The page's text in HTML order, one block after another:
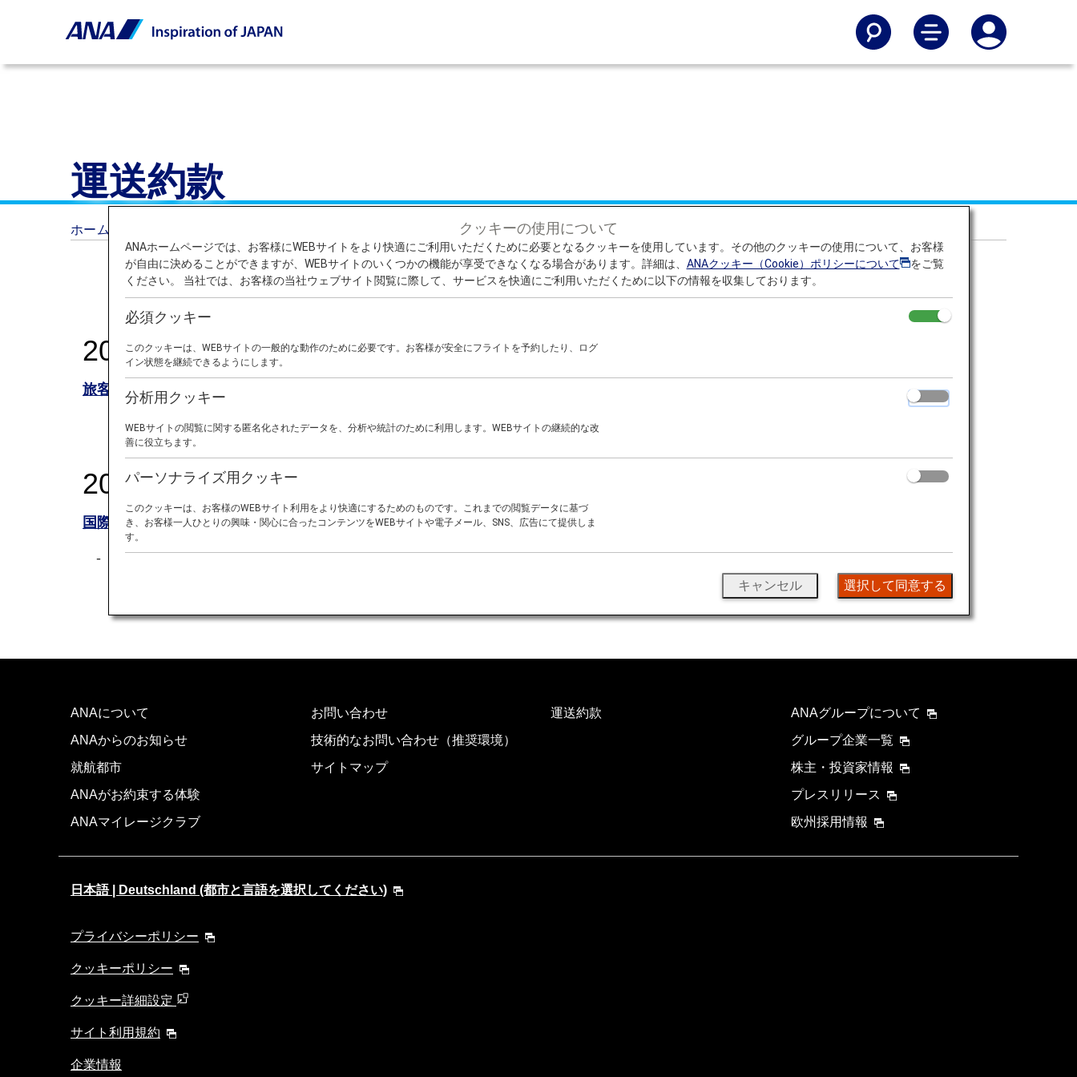
運送約款
ホーム
2026年5月19日以降に旅行開始する場合 （国内国際共通）
旅客手荷物運送約款
2026年5月18日までに旅行開始する場合
国際運送約款（旅客及び手荷物）
2026年3月28日までに旅行開始する場合の「国際運送約款（旅客及び手荷物）」はこちら
ANAについて
ANAからのお知らせ
就航都市
ANAがお約束する体験
ANAマイレージクラブ
お問い合わせ
技術的なお問い合わせ（推奨環境）
サイトマップ
運送約款
ANAグループについて
グループ企業一覧
株主・投資家情報
プレスリリース
欧州採用情報
日本語 | Deutschland (都市と言語を選択してください)
プライバシーポリシー
クッキーポリシー
クッキー詳細設定
サイト利用規約
企業情報
クッキーの使用について
ANAホームページでは、お客様にWEBサイトをより快適にご利用いただくために必要となるクッキーを使用しています。その他のクッキーの使用について、お客様
が自由に決めることができますが、WEBサイトのいくつかの機能が享受できなくなる場合があります。詳細は、 ANAクッキー（Cookie）ポリシーについて
をご覧
ください。 当社では、お客様の当社ウェブサイト閲覧に際して、サービスを快適にご利用いただくために以下の情報を収集しております。
必須クッキー
このクッキーは、WEBサイトの一般的な動作のために必要です。お客様が安全にフライトを予約したり、ログ
イン状態を継続できるようにします。
分析用クッキー
WEBサイトの閲覧に関する匿名化されたデータを、分析や統計のために利用します。WEBサイトの継続的な改
善に役立ちます。
パーソナライズ用クッキー
このクッキーは、お客様のWEBサイト利用をより快適にするためのものです。これまでの閲覧データに基づ
き、お客様一人ひとりの興味・関心に合ったコンテンツをWEBサイトや電子メール、SNS、広告にて提供しま
す。
キャンセル 選択して同意する